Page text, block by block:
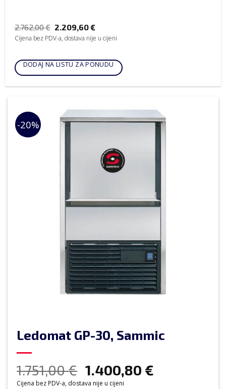
2.762,00€ 2.209,60€
Cijena bez PDV-a, dostava nije u cijeni
DODAJ NA LISTU ZA PONUDU
-20%
Ledomat GP-30, Sammic
1.751,00€ 1.400,80 €
Cijena bez PDV-a, dostava nije u cijeni